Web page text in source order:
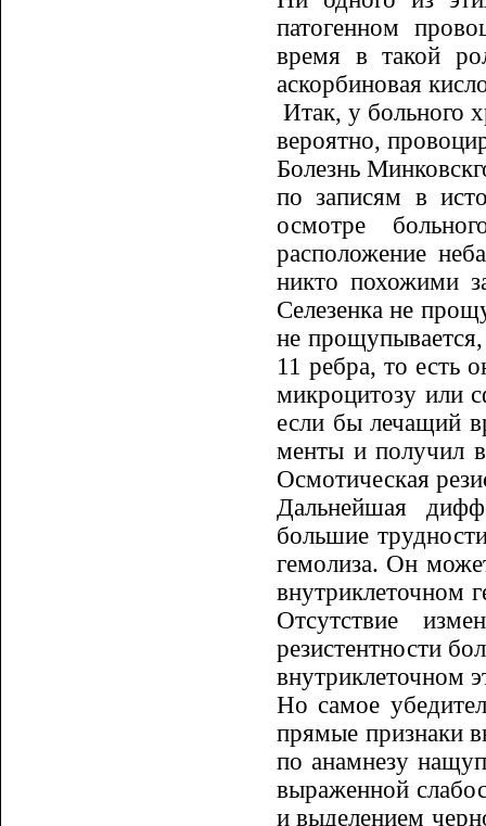
патогенном
время в такой
аскорбиновая
Итак, у больного
вероятно,
Болезнь
по запи­сям в
осмотре
расположение
никто похожими
Селе­зенка не
не
11 ребра, то есть
микроцитозу или
если бы лечащий
менты и получил
Осмотическая
Дальнейшая
большие
гемолиза. Он
внутриклеточном
Отсутствие
резистентности
внутрикле­точном
Но самое
прямые при­з­наки
по анамнезу
выраженной
и выделением